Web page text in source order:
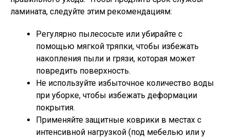
ламината, следуйте этим рекомендациям:
Регулярно пылесосьте или убирайте с
помощью мягкой тряпки, чтобы избежать
накопления пыли и грязи, которая может
повредить поверхность.
Не используйте избыточное количество воды
при уборке, чтобы избежать деформации
покрытия.
Применяйте защитные коврики в местах с
интенсивной нагрузкой (под мебелью или у